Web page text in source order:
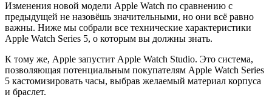
Изменения новой модели Apple Watch по сравнению с
предыдущей не назовёшь значительными, но они всё равно
важны. Ниже мы собрали все технические характеристики
Apple Watch Series 5, о которым вы должны знать.
К тому же, Apple запустит Apple Watch Studio. Это система,
позволяющая потенциальным покупателям Apple Watch Series
5 кастомизировать часы, выбрав желаемый материал корпуса
и браслет.